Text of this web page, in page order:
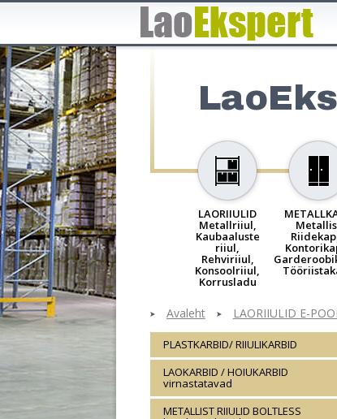
LAORIIULID
Metallriiul,
Kaubaaluste
riiul,
Rehviriiul,
Konsoolriiul,
Korrusladu
Avaleht LAORIIULID E-
PLASTKARBID/ RIIULIKARBID
LAOKARBID / HOIUKARBID
virnastatavad
METALLIST RIIULID BOLTLESS